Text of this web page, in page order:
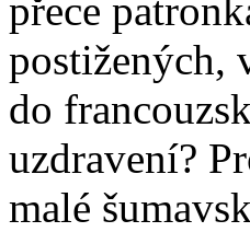
přece
postižených,
do
uzdravení?
malé